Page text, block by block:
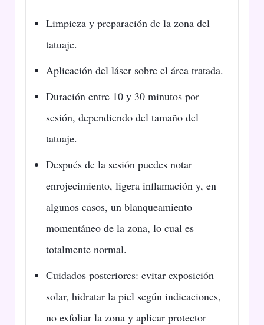
Limpieza y preparación de la zona del
tatuaje.
Aplicación del láser sobre el área tratada.
Duración entre 10 y 30 minutos por
sesión, dependiendo del tamaño del
tatuaje.
Después de la sesión puedes notar
enrojecimiento, ligera inflamación y, en
algunos casos, un blanqueamiento
momentáneo de la zona, lo cual es
totalmente normal.
Cuidados posteriores: evitar exposición
solar, hidratar la piel según indicaciones,
no exfoliar la zona y aplicar protector